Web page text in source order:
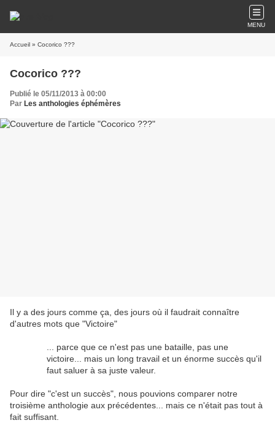
MENU
Accueil » Cocorico ???
Cocorico ???
Publié le 05/11/2013 à 00:00
Par Les anthologies éphémères
Il y a des jours comme ça, des jours où il faudrait connaître
d'autres mots que "Victoire"
... parce que ce n'est pas une bataille, pas une
victoire... mais un long travail et un énorme succès qu'il
faut saluer à sa juste valeur.
Pour dire "c'est un succès", nous pouvions comparer notre
troisième anthologie aux précédentes... mais ce n'était pas tout à
fait suffisant.